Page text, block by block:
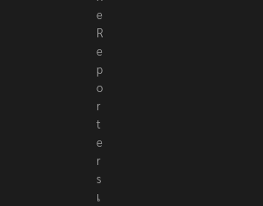
h
e
R
e
p
o
r
t
e
r
s